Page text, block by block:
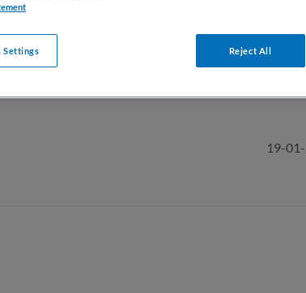
19-
Reject All
Settings